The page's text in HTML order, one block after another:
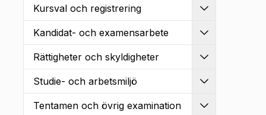
Kursval och registrering
Kandidat- och examensarbete
Rättigheter och skyldigheter
Studie- och arbetsmiljö
Tentamen och övrig examination